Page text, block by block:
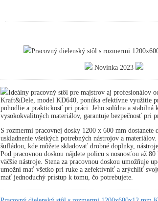
Pracovný dielenský stôl s rozmermi
Novinka 2023
Ideálny pracovný stôl pre majstrov aj profesionálov
Kraft&Dele, model KD640, ponúka efektívne využitie
pohodlie a praktickosť pri práci. Jeho solídna a stabilná
vysokokvalitných materiálov, garantuje bezpečnosť pri
S rozmermi pracovnej dosky 1200 x 600 mm dostanete
uskladnenie všetkých potrebných nástrojov a
šufládou, kde môžete skladovať drobné doplnky,
Pod pracovnou doskou nájdete policu s nosnosťou až
väčšie nástroje. Stena za pracovnou doskou umožňuje
umožní mať všetko pri ruke a zefektívniť a zrýchliť
mať jednoduchý prístup k tomu, čo potrebujete.